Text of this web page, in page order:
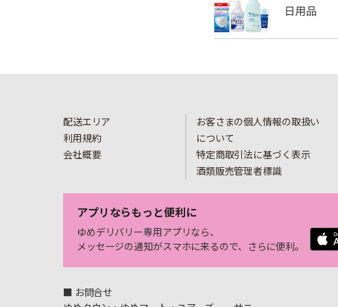
配送エリア
利用規約
会社概要
お客さまの個人情報の取扱い
について
特定商取引法に基づく表示
酒類販売管理者標識
アプリならもっと便利に
ゆめデリバリー専用アプリなら、
メッセージの通知がスマホに来るので、さらに便利。
■ お問合せ